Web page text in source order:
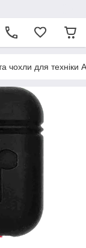
чохли для техніки